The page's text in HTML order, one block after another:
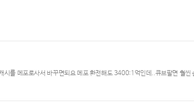
를 메포로사서 바꾸면되요 메포 환전해도 3400:1억인데..큐브팔면 훨씬